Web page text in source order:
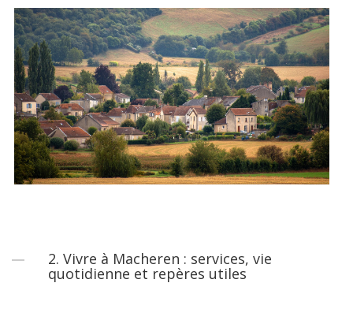
2. Vivre à Macheren : services, vie
quotidienne et repères utiles